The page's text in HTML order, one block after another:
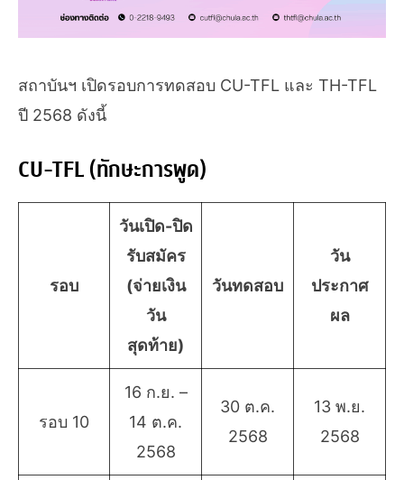
สถาบันฯ เปิดรอบการทดสอบ CU-TFL และ TH-TFL
ปี 2568 ดังนี้
CU-TFL (ทักษะการพูด)
รอบ
วันเปิด-ปิด
รับสมัคร
(จ่ายเงิน
วัน
สุดท้าย)
วันทดสอบ
วัน
ประกาศ
ผล
รอบ 10
16 ก.ย. –
14 ต.ค.
2568
30 ต.ค.
2568
13 พ.ย.
2568